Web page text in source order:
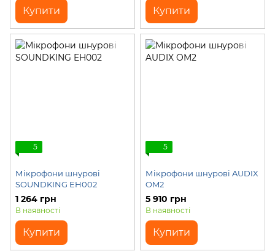
Купити Купити
5
Мікрофони шнурові
SOUNDKING EH002
1 264 грн
В наявності
Купити
5
Мікрофони шнурові AUDIX
OM2
5 910 грн
В наявності
Купити